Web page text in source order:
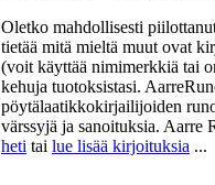
Oletko mahdollisesti
tietää mitä mieltä muut ovat
(voit käyttää nimimerkkiä tai
kehuja tuotoksistasi.
pöytälaatikkokirjailijoiden
värssyjä ja sanoituksia. Aarre
heti tai lue lisää kirjoituksia ...